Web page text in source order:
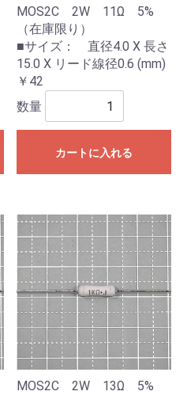
MOS2C 2W 11Ω 5%
（在庫限り）
■サイズ： 直径4.0 X 長さ
15.0 X リード線径0.6 (mm)
￥42
数量
カートに入れる
MOS2C 2W 13Ω 5%